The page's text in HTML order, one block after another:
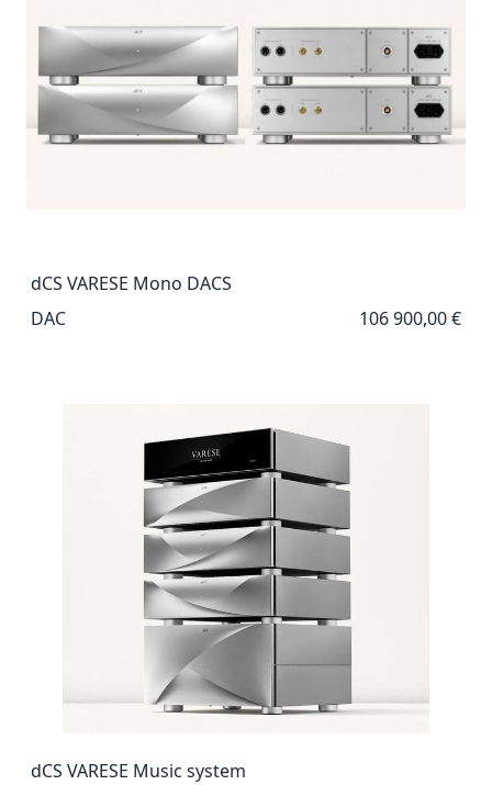
dCS VARESE Mono DACS
DAC
106 900,00 €
dCS VARESE Music system